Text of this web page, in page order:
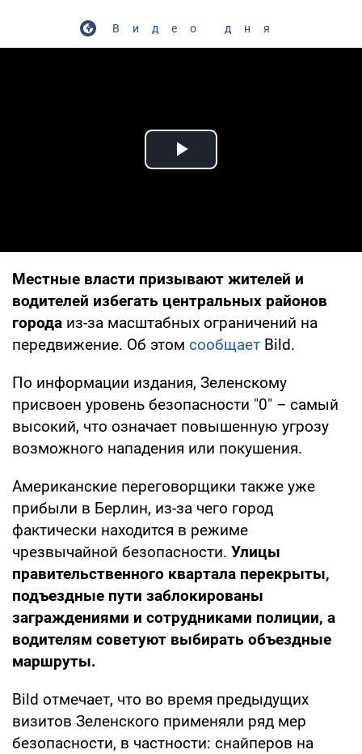
Видео дня
Play Video
Местные власти призывают жителей и
водителей избегать центральных районов
города из-за масштабных ограничений на
передвижение. Об этом сообщает Bild.
По информации издания, Зеленскому
присвоен уровень безопасности "0" – самый
высокий, что означает повышенную угрозу
возможного нападения или покушения.
Американские переговорщики также уже
прибыли в Берлин, из-за чего город
фактически находится в режиме
чрезвычайной безопасности. Улицы
правительственного квартала перекрыты,
подъездные пути заблокированы
заграждениями и сотрудниками полиции, а
водителям советуют выбирать объездные
маршруты.
Bild отмечает, что во время предыдущих
визитов Зеленского применяли ряд мер
безопасности, в частности: снайперов на